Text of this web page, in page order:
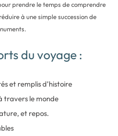
prendre le temps de comprendre
à une simple succession de
du voyage :
et remplis d’histoire
travers le monde
et repos.